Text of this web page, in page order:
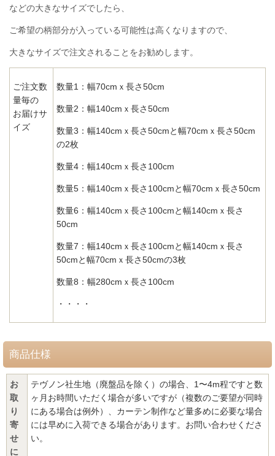
などの大きなサイズでしたら、
ご希望の柄部分が入っている可能性は高くなりますので、
大きなサイズで注文されることをお勧めします。
ご注文数
量毎の
お届けサ
イズ
数量1：幅70cmｘ長さ50cm
数量2：幅140cmｘ長さ50cm
数量3：幅140cmｘ長さ50cmと幅70cmｘ長さ50cm
の2枚
数量4：幅140cmｘ長さ100cm
数量5：幅140cmｘ長さ100cmと幅70cmｘ長さ50cm
数量6：幅140cmｘ長さ100cmと幅140cmｘ長さ
50cm
数量7：幅140cmｘ長さ100cmと幅140cmｘ長さ
50cmと幅70cmｘ長さ50cmの3枚
数量8：幅280cmｘ長さ100cm
・・・・
商品仕様
お
取
り
寄
せ
に
テヴノン社生地（廃盤品を除く）の場合、1〜4m程ですと数
ヶ月お時間いただく場合が多いですが（複数のご要望が同時
にある場合は例外）、カーテン制作など量多めに必要な場合
には早めに入荷できる場合があります。お問い合わせくださ
い。